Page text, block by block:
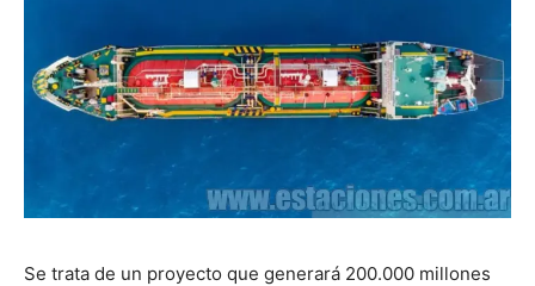
Se trata de un proyecto que generará 200.000 millones